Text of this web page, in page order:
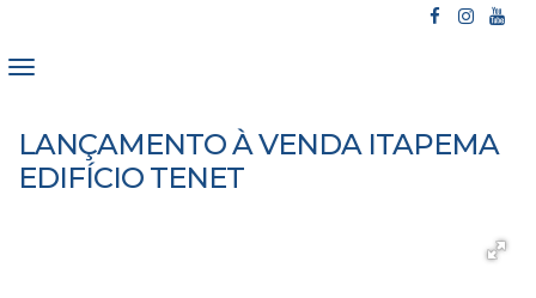
LANÇAMENTO À VENDA ITAPEMA
EDIFÍCIO TENET